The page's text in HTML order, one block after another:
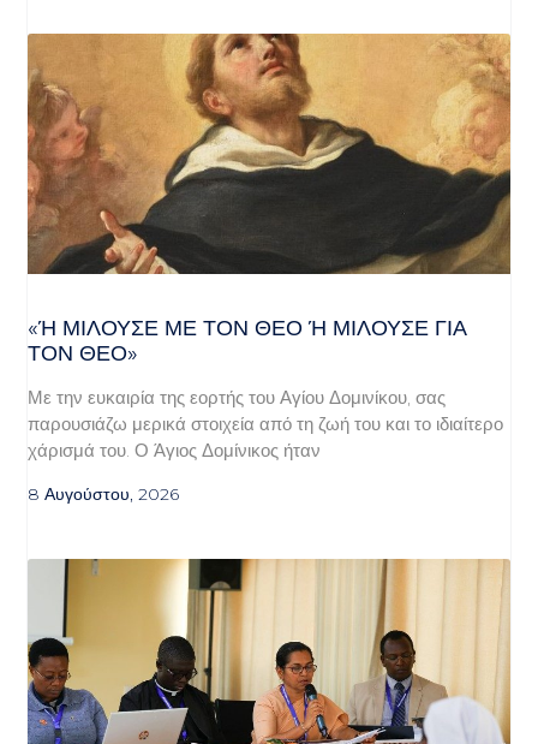
«Ή ΜΙΛΟΎΣΕ ΜΕ ΤΟΝ ΘΕΌ Ή ΜΙΛΟΎΣΕ ΓΙΑ ΤΟ
Ν ΘΕΌ»
Με την ευκαιρία της εορτής του Αγίου Δομινίκου, σας
παρουσιάζω μερικά στοιχεία από τη ζωή του και το ιδιαίτερο
χάρισμά του. Ο Άγιος Δομίνικος ήταν
8 Αυγούστου, 2026